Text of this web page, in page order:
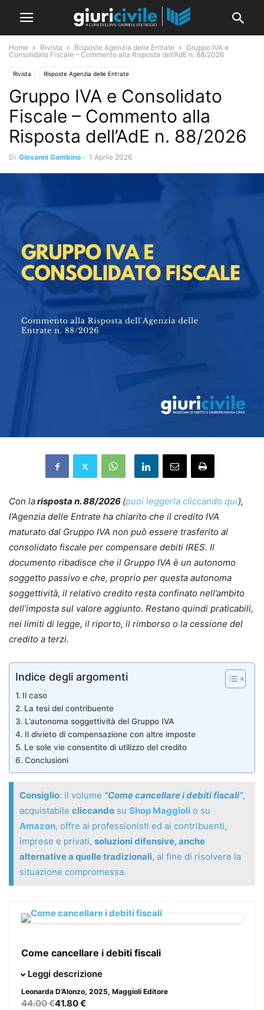
Home Rivista Risposte Agenzia delle Entrate
Gruppo IVA e
Consolidato Fiscale – Commento alla Risposta dell’AdE n. 88/2026
Rivista Risposte Agenzia delle Entrate
Gruppo IVA e Consolidato
Fiscale – Commento alla
Risposta dell’AdE n. 88/2026
Di Giovanni Gambino - 1 Aprile 2026
Con larisposta n. 88/2026 (puoi leggerla cliccando qui),
l’Agenzia delle Entrate ha chiarito che il credito IVA
maturato dal Gruppo IVA non può essere trasferito al
consolidato fiscale per compensare debiti IRES. Il
documento ribadisce che il Gruppo IVA è un autonomo
soggetto passivo e che, proprio per questa autonoma
soggettività, il relativo credito resta confinato nell’ambito
dell’imposta sul valore aggiunto. Restano quindi praticabili,
nei limiti di legge, il riporto, il rimborso o la cessione del
credito a terzi.
Indice degli argomenti
Il caso
La tesi del contribuente
L’autonoma soggettività del Gruppo IVA
Il divieto di compensazione con altre imposte
Le sole vie consentite di utilizzo del credito
Conclusioni
Consiglio: il volume “Come cancellare i debiti fiscali”,
acquistabile cliccando su Shop Maggioli o su
Amazon, offre ai professionisti ed ai contribuenti,
imprese e privati, soluzioni difensive, anche
alternative a quelle tradizionali, al fine di risolvere la
situazione compromessa.
Come cancellare i debiti fiscali
Il presente volume vuole offrire ai professionisti ed ai
alternative a quelle tradizionali
Leggi descrizione
Leonarda D’Alonzo, 2025, Maggioli Editore
44.00 €41.80 €